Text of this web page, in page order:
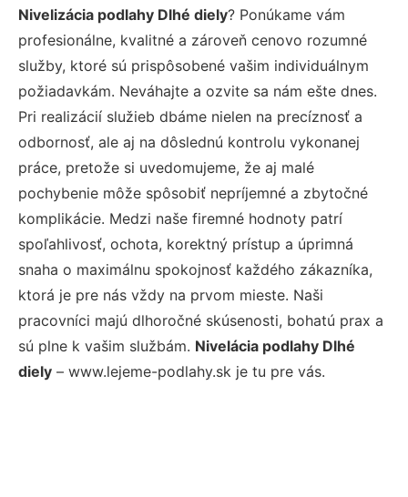
Nivelizácia podlahy Dlhé diely? Ponúkame vám
profesionálne, kvalitné a zároveň cenovo rozumné
služby, ktoré sú prispôsobené vašim individuálnym
požiadavkám. Neváhajte a ozvite sa nám ešte dnes.
Pri realizácií služieb dbáme nielen na precíznosť a
odbornosť, ale aj na dôslednú kontrolu vykonanej
práce, pretože si uvedomujeme, že aj malé
pochybenie môže spôsobiť nepríjemné a zbytočné
komplikácie. Medzi naše firemné hodnoty patrí
spoľahlivosť, ochota, korektný prístup a úprimná
snaha o maximálnu spokojnosť každého zákazníka,
ktorá je pre nás vždy na prvom mieste. Naši
pracovníci majú dlhoročné skúsenosti, bohatú prax a
sú plne k vašim službám. Nivelácia podlahy Dlhé
diely – www.lejeme-podlahy.sk je tu pre vás.